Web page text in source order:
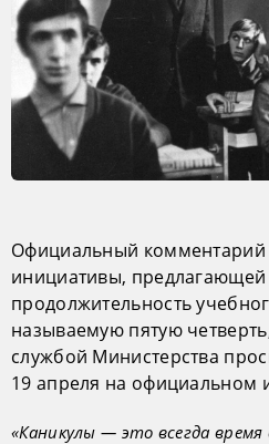
Официальный комментарий
инициативы, предлагающей
продолжительность
называемую пятую
службой Министерства
19 апреля на официальном
«Каникулы — это всегда